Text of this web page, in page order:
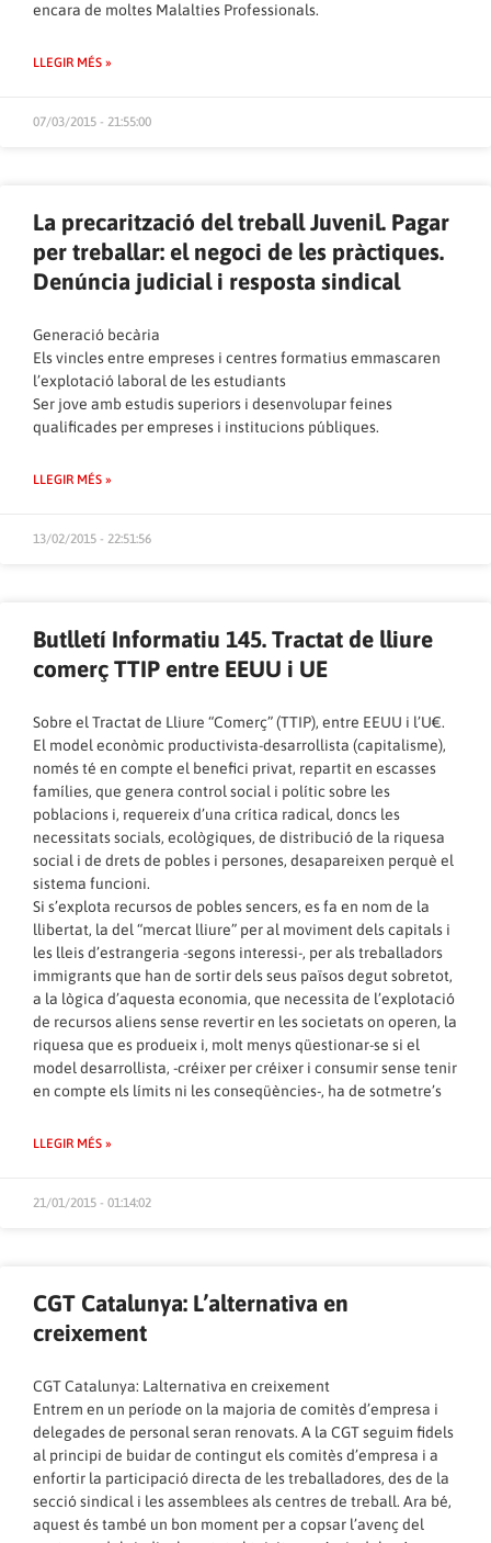
encara de moltes Malalties Professionals.
LLEGIR MÉS »
07/03/2015 - 21:55:00
La precarització del treball Juvenil. Pagar
per treballar: el negoci de les pràctiques.
Denúncia judicial i resposta sindical
Generació becària
Els vincles entre empreses i centres formatius emmascaren
l’explotació laboral de les estudiants
Ser jove amb estudis superiors i desenvolupar feines
qualificades per empreses i institucions públiques.
LLEGIR MÉS »
13/02/2015 - 22:51:56
Butlletí Informatiu 145. Tractat de lliure
comerç TTIP entre EEUU i UE
Sobre el Tractat de Lliure “Comerç” (TTIP), entre EEUU i l’U€.
El model econòmic productivista-desarrollista (capitalisme),
només té en compte el benefici privat, repartit en escasses
famílies, que genera control social i polític sobre les
poblacions i, requereix d’una crítica radical, doncs les
necessitats socials, ecològiques, de distribució de la riquesa
social i de drets de pobles i persones, desapareixen perquè el
sistema funcioni.
Si s’explota recursos de pobles sencers, es fa en nom de la
llibertat, la del “mercat lliure” per al moviment dels capitals i
les lleis d’estrangeria -segons interessi-, per als treballadors
immigrants que han de sortir dels seus països degut sobretot,
a la lògica d’aquesta economia, que necessita de l’explotació
de recursos aliens sense revertir en les societats on operen, la
riquesa que es produeix i, molt menys qüestionar-se si el
model desarrollista, -créixer per créixer i consumir sense tenir
en compte els límits ni les conseqüències-, ha de sotmetre’s
LLEGIR MÉS »
21/01/2015 - 01:14:02
CGT Catalunya: L’alternativa en
creixement
CGT Catalunya: Lalternativa en creixement
Entrem en un període on la majoria de comitès d’empresa i
delegades de personal seran renovats. A la CGT seguim fidels
al principi de buidar de contingut els comitès d’empresa i a
enfortir la participació directa de les treballadores, des de la
secció sindical i les assemblees als centres de treball. Ara bé,
aquest és també un bon moment per a copsar l’avenç del